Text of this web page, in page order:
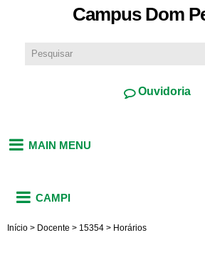
Campus Dom
Ouvidoria
MAIN MENU
CAMPI
Início > Docente > 15354 > Horários